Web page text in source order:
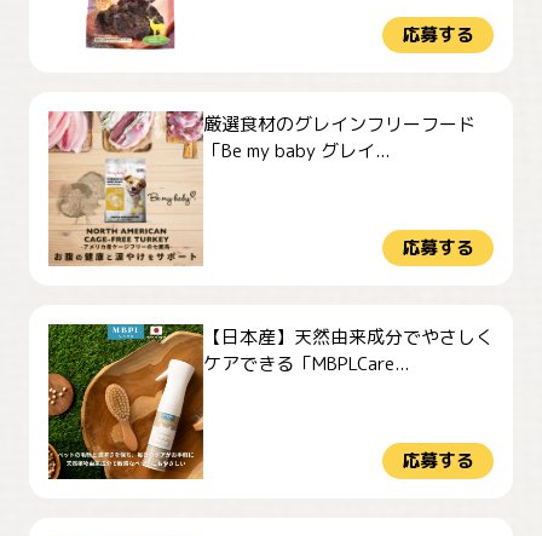
応募する
厳選食材のグレインフリーフード
「Be my baby グレイ...
応募する
【日本産】天然由来成分でやさしく
ケアできる「MBPLCare...
応募する